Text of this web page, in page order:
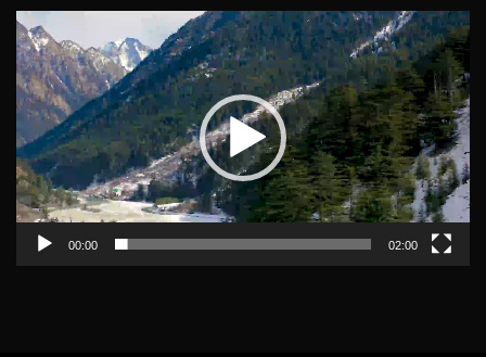
Video
Player
00:00 02:00